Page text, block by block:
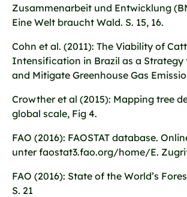
Zusammenarbeit und Entwicklung
Eine Welt braucht Wald. S. 15, 16.
Cohn et al. (2011): The Viability of
Intensification in Brazil as a Strategy
and Mitigate Greenhouse Gas
Crowther et al (2015): Mapping tree
global scale, Fig 4.
FAO (2016): FAOSTAT database.
unter faostat3.fao.org/home/E.
FAO (2016): State of the World’s
S. 21